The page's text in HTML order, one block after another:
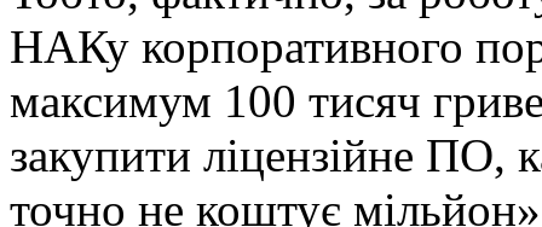
НАКу корпоративного
максимум 100 тисяч
закупити ліцензійне ПО,
точно не коштує